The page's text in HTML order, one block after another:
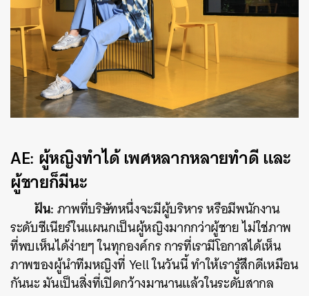
AE: ผู้หญิงทำได้ เพศหลากหลายทำดี และ
ผู้ชายก็มีนะ
ฝัน:ภาพที่บริษัทหนึ่งจะมีผู้บริหาร หรือมีพนักงาน
ระดับซีเนียร์ในแผนกเป็นผู้หญิงมากกว่าผู้ชาย ไม่ใช่ภาพ
ที่พบเห็นได้ง่ายๆ ในทุกองค์กร การที่เรามีโอกาสได้เห็น
ภาพของผู้นำทีมหญิงที่ Yell ในวันนี้ ทำให้เรารู้สึกดีเหมือน
กันนะ มันเป็นสิ่งที่เปิดกว้างมานานแล้วในระดับสากล